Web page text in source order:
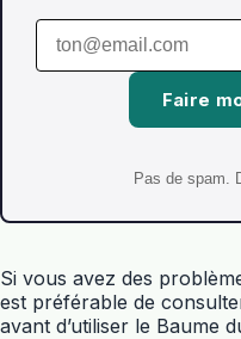
Faire
Pas de spam.
Si vous avez des
est préférable de
avant d’utiliser le Baume